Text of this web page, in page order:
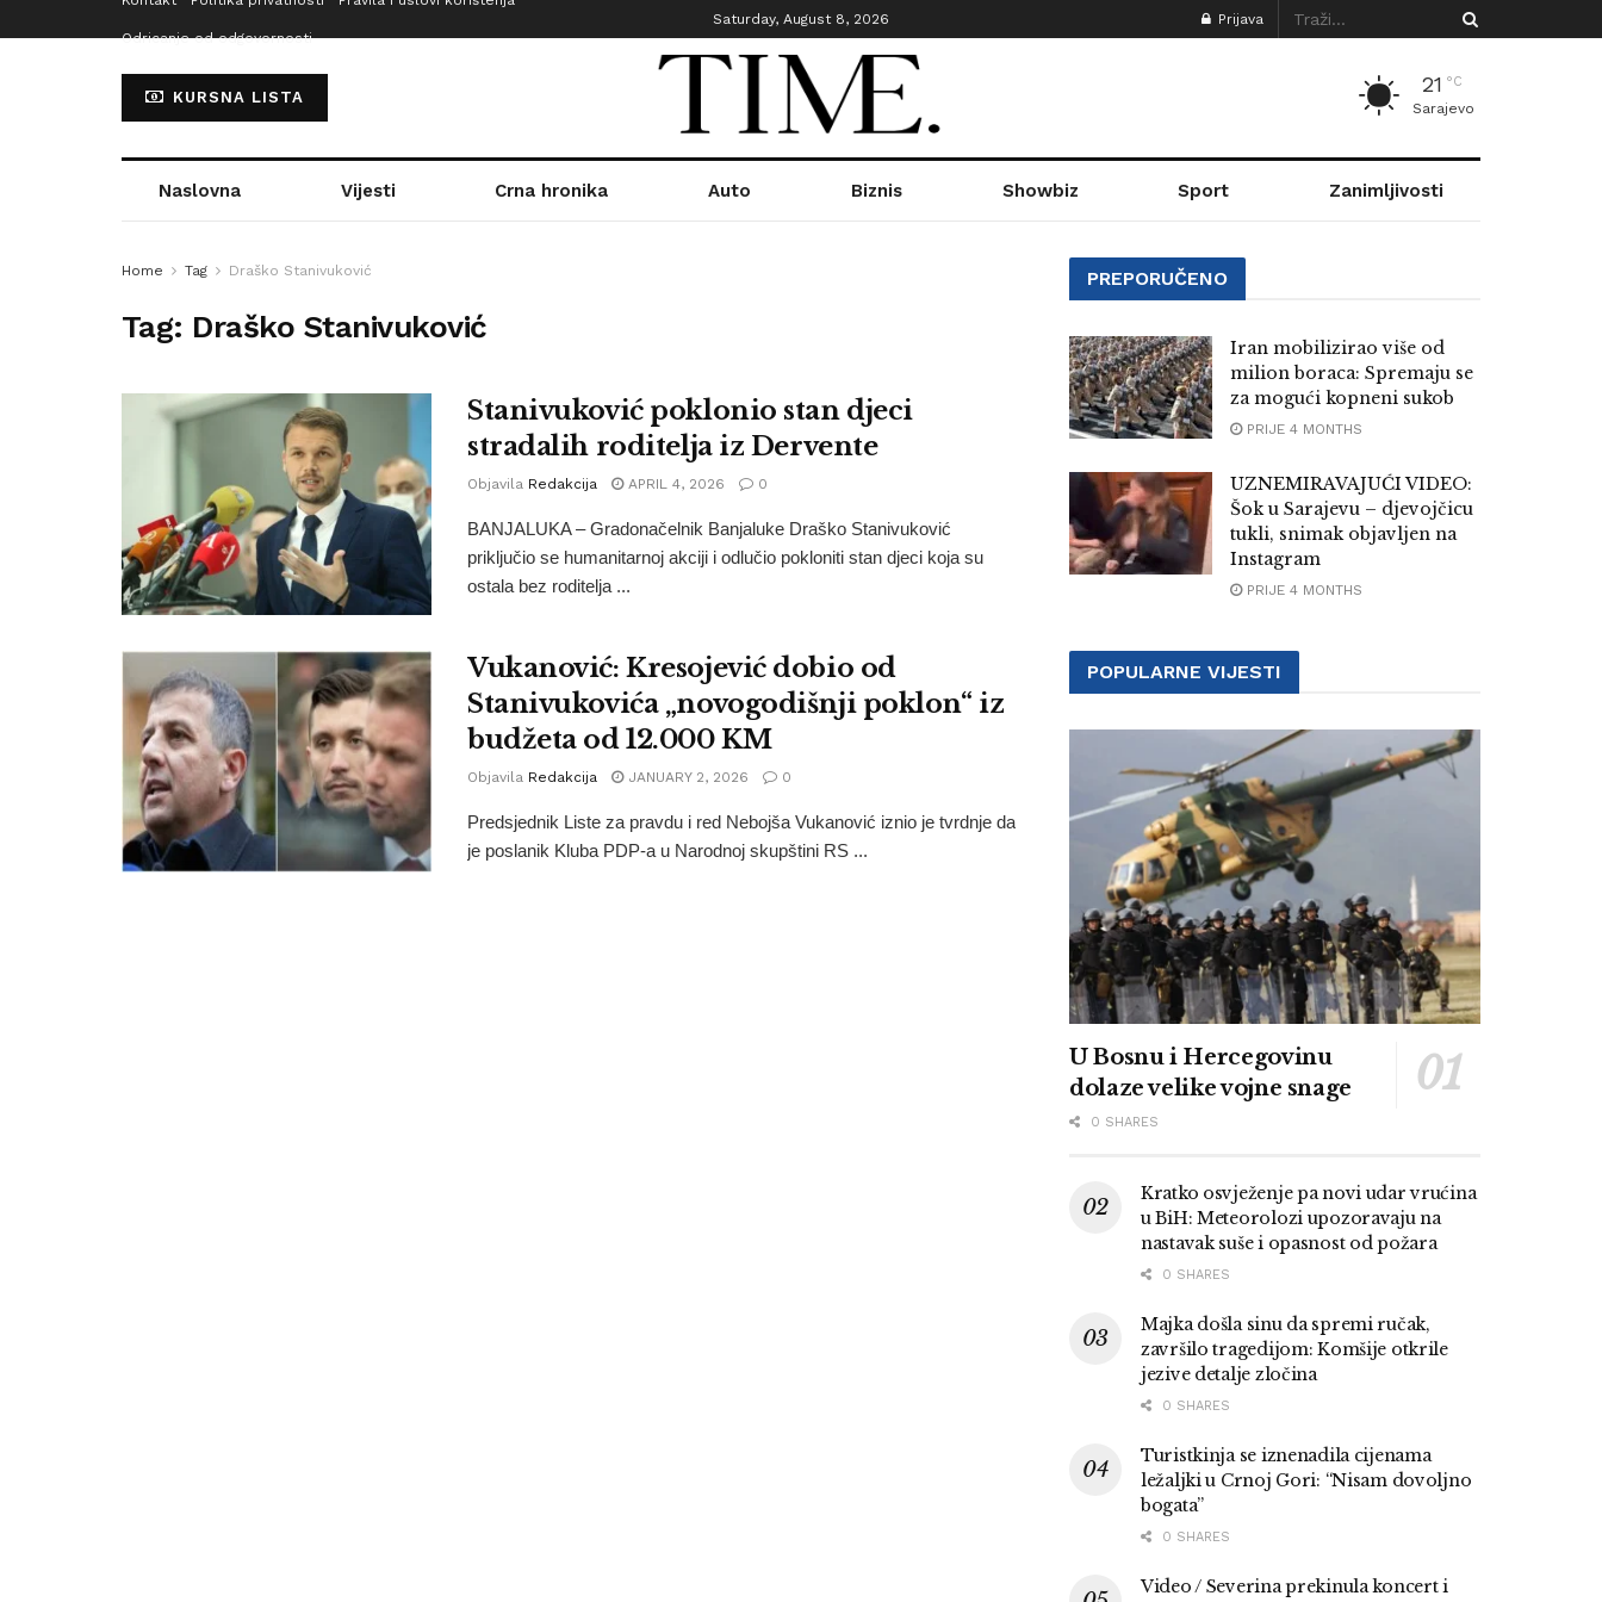
Odricanje od odgovornosti
Saturday, August 8, 2026 Prijava
KURSNA LISTA
21 °C
Sarajevo
Naslovna Vijesti Crna hronika Auto Biznis Showbiz Sport Zanimljivosti
Home Tag Draško Stanivuković
Tag: Draško Stanivuković
Stanivuković poklonio stan djeci
stradalih roditelja iz Dervente
Objavila Redakcija APRIL 4, 2026 0
BANJALUKA – Gradonačelnik Banjaluke Draško Stanivuković
priključio se humanitarnoj akciji i odlučio pokloniti stan djeci koja su
ostala bez roditelja ...
Vukanović: Kresojević dobio od
Stanivukovića „novogodišnji poklon“ iz
budžeta od 12.000 KM
Objavila Redakcija JANUARY 2, 2026 0
Predsjednik Liste za pravdu i red Nebojša Vukanović iznio je tvrdnje da
je poslanik Kluba PDP-a u Narodnoj skupštini RS ...
PREPORUČENO
Iran mobilizirao više od
milion boraca: Spremaju se
za mogući kopneni sukob
PRIJE 4 MONTHS
UZNEMIRAVAJUĆI VIDEO:
Šok u Sarajevu – djevojčicu
tukli, snimak objavljen na
Instagram
PRIJE 4 MONTHS
POPULARNE VIJESTI
U Bosnu i Hercegovinu
dolaze velike vojne snage
0 SHARES
Kratko osvježenje pa novi udar vrućina
u BiH: Meteorolozi upozoravaju na
nastavak suše i opasnost od požara
0 SHARES
Majka došla sinu da spremi ručak,
završilo tragedijom: Komšije otkrile
jezive detalje zločina
0 SHARES
Turistkinja se iznenadila cijenama
ležaljki u Crnoj Gori: “Nisam dovoljno
bogata”
0 SHARES
Video / Severina prekinula koncert i